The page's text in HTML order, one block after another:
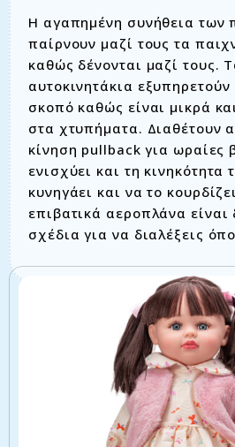
Η αγαπημένη συνήθεια των
παίρνουν μαζί τους τα
καθώς δένονται μαζί τους.
αυτοκινητάκια
σκοπό καθώς είναι μικρά
στα χτυπήματα. Διαθέτουν
κίνηση pullback για ωραίες
ενισχύει και τη κινηκότητα
κυνηγάει και να το
επιβατικά αεροπλάνα είναι
σχέδια για να διαλέξεις
Σχετικά